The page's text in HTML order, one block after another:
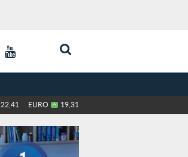
22,41 EURO 19,31